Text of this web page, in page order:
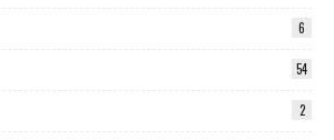
6
54
2